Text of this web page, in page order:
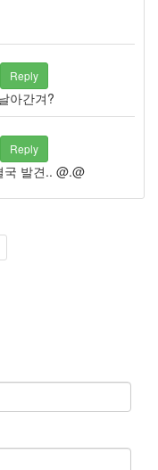
Reply
아간겨?
Reply
발견.. @.@